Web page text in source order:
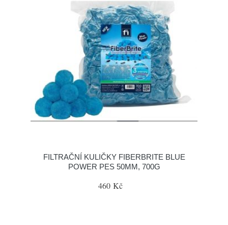
FILTRAČNÍ KULIČKY FIBERBRITE BLUE
POWER PES 50MM, 700G
460 Kč